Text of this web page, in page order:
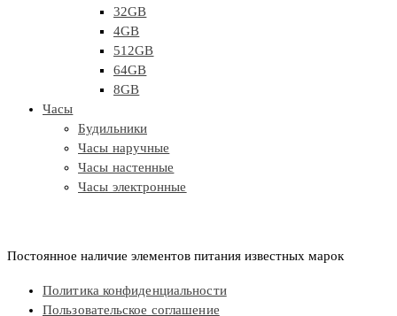
32GB
4GB
512GB
64GB
8GB
Часы
Будильники
Часы наручные
Часы настенные
Часы электронные
Постоянное наличие элементов питания известных марок
Политика конфиденциальности
Пользовательское соглашение